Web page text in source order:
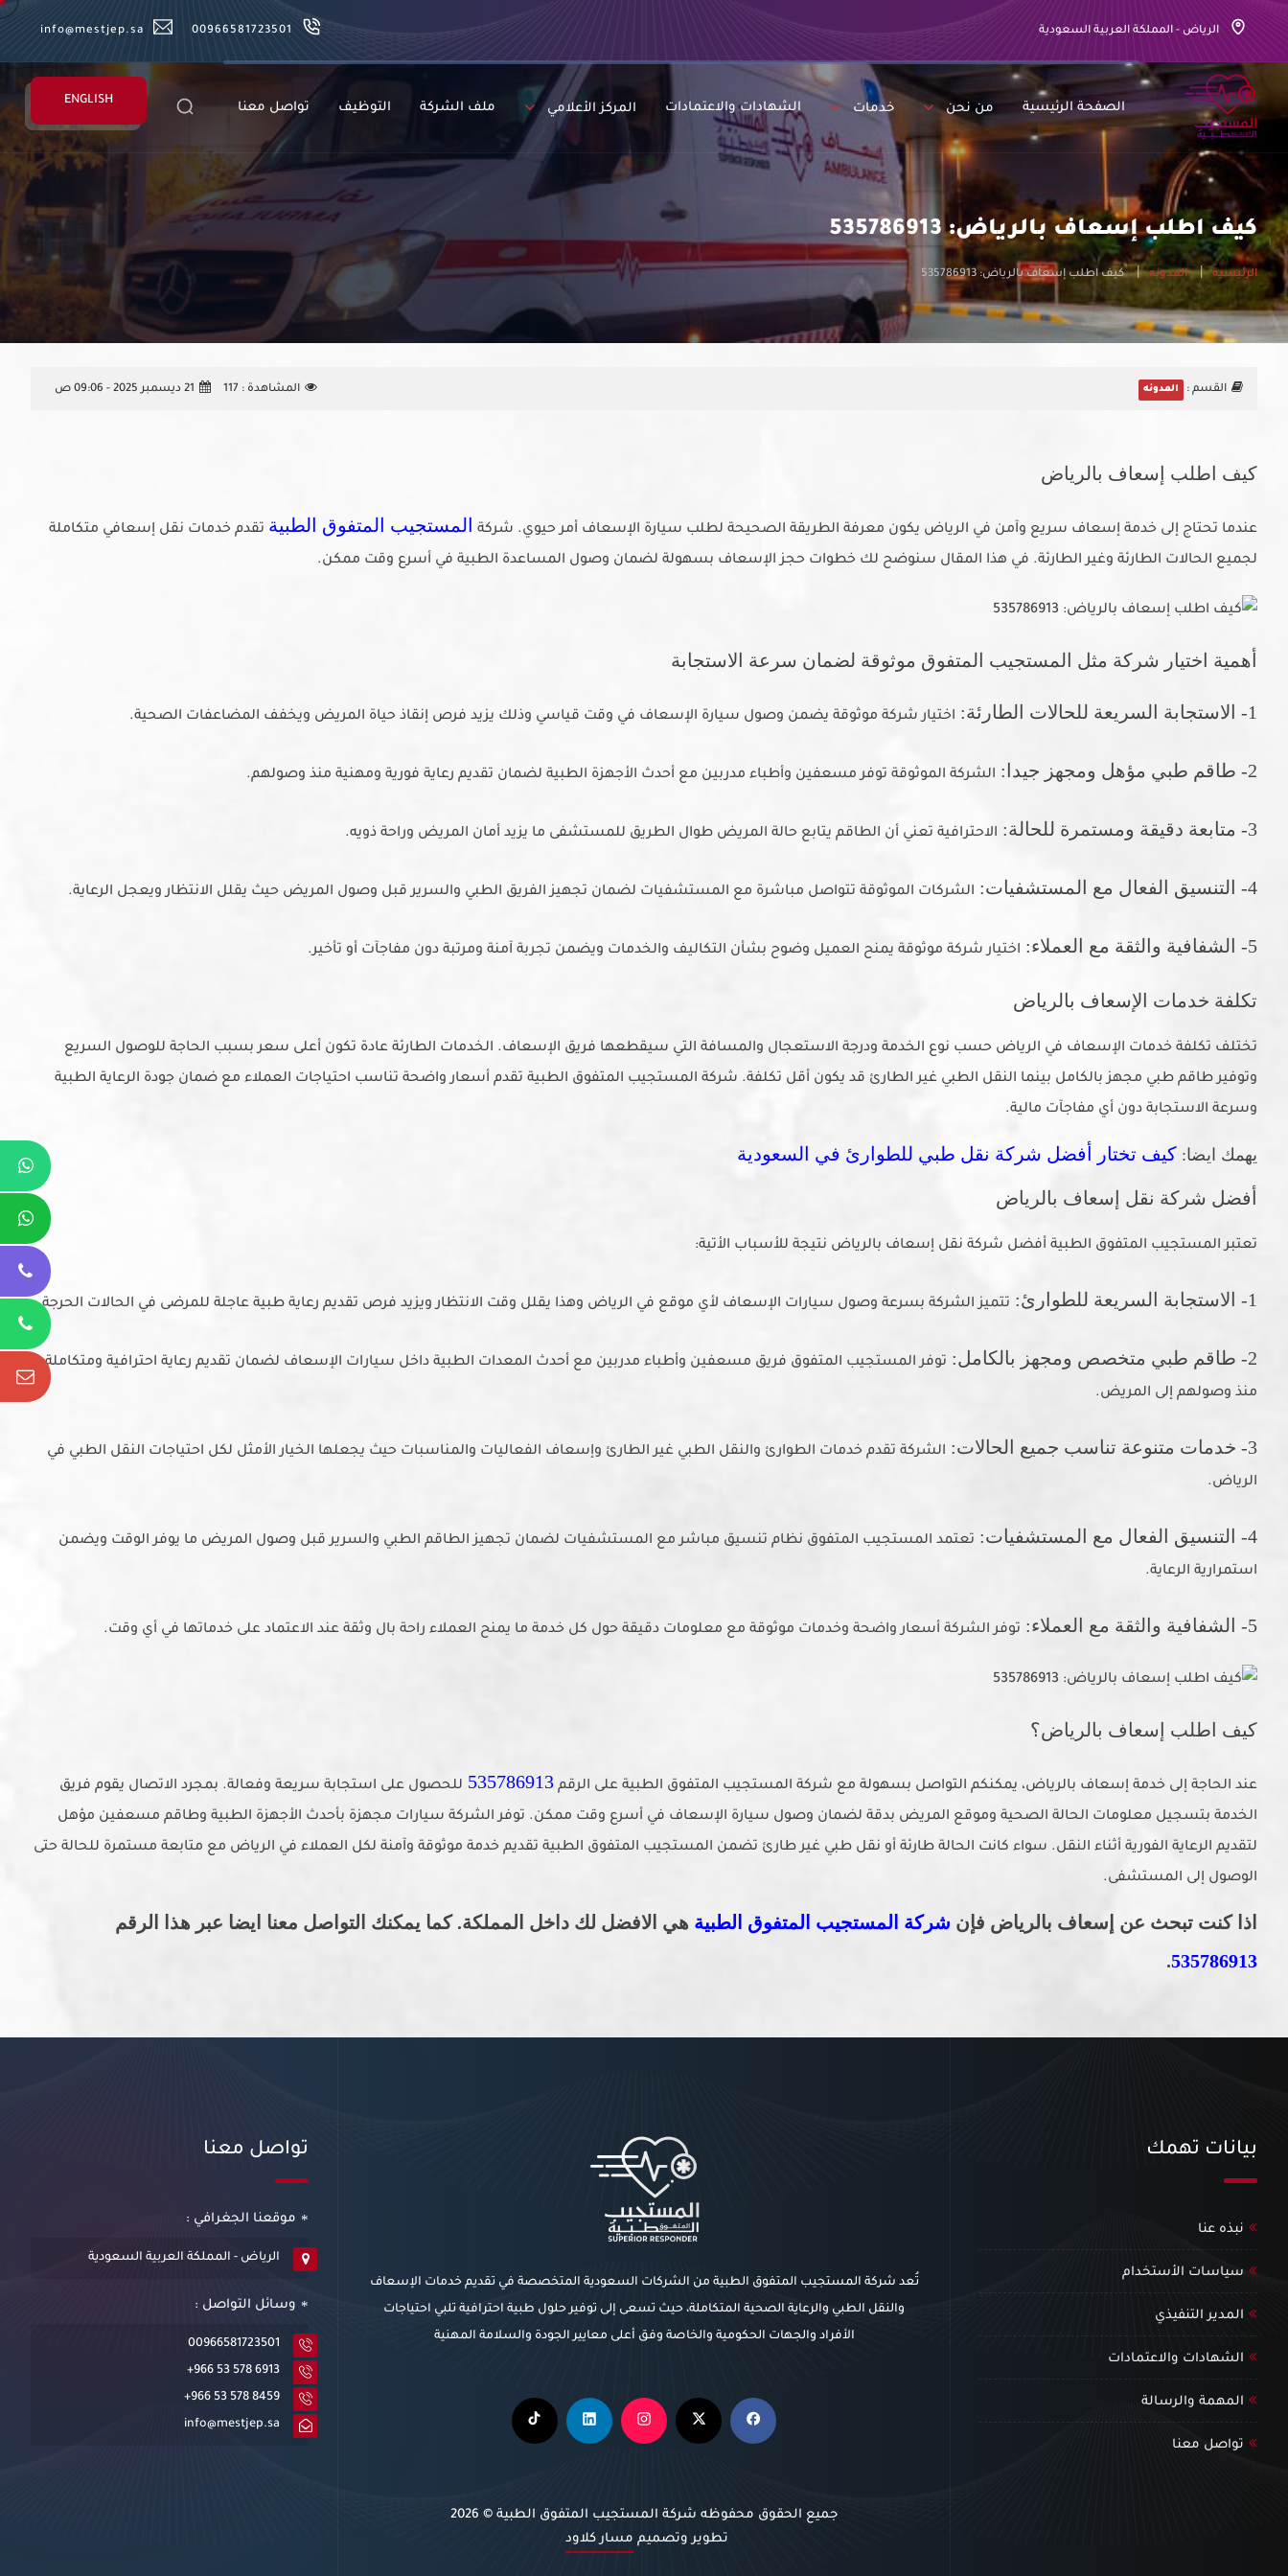
00966581723501
info@mestjep.sa الرياض - المملكة العربية السعودية
ENGLISH الصفحة الرئيسية من نحن خدمات الشهادات والاعتمادات المركز الأعلامي ملف الشركة التوظيف تواصل معنا
كيف اطلب إسعاف بالرياض: 535786913
الرئيسية المدونه كيف اطلب إسعاف بالرياض: 535786913
القسم : المدونه المشاهدة : 117 21 ديسمبر 2025 - 09:06 ص
كيف اطلب إسعاف بالرياض
عندما تحتاج إلى خدمة إسعاف سريع وآمن في الرياض يكون معرفة الطريقة الصحيحة لطلب سيارة الإسعاف أمر حيوي. شركة المستجيب المتفوق الطبية تقدم خدمات نقل إسعافي متكاملة
لجميع الحالات الطارئة وغير الطارئة. في هذا المقال سنوضح لك خطوات حجز الإسعاف بسهولة لضمان وصول المساعدة الطبية في أسرع وقت ممكن.
أهمية اختيار شركة مثل المستجيب المتفوق موثوقة لضمان سرعة الاستجابة
1- الاستجابة السريعة للحالات الطارئة: اختيار شركة موثوقة يضمن وصول سيارة الإسعاف في وقت قياسي وذلك يزيد فرص إنقاذ حياة المريض ويخفف المضاعفات الصحية.
2- طاقم طبي مؤهل ومجهز جيدا: الشركة الموثوقة توفر مسعفين وأطباء مدربين مع أحدث الأجهزة الطبية لضمان تقديم رعاية فورية ومهنية منذ وصولهم.
3- متابعة دقيقة ومستمرة للحالة: الاحترافية تعني أن الطاقم يتابع حالة المريض طوال الطريق للمستشفى ما يزيد أمان المريض وراحة ذويه.
4- التنسيق الفعال مع المستشفيات: الشركات الموثوقة تتواصل مباشرة مع المستشفيات لضمان تجهيز الفريق الطبي والسرير قبل وصول المريض حيث يقلل الانتظار ويعجل الرعاية.
5- الشفافية والثقة مع العملاء: اختيار شركة موثوقة يمنح العميل وضوح بشأن التكاليف والخدمات ويضمن تجربة آمنة ومرتبة دون مفاجآت أو تأخير.
تكلفة خدمات الإسعاف بالرياض
تختلف تكلفة خدمات الإسعاف في الرياض حسب نوع الخدمة ودرجة الاستعجال والمسافة التي سيقطعها فريق الإسعاف. الخدمات الطارئة عادة تكون أعلى سعر بسبب الحاجة للوصول السريع
وتوفير طاقم طبي مجهز بالكامل بينما النقل الطبي غير الطارئ قد يكون أقل تكلفة. شركة المستجيب المتفوق الطبية تقدم أسعار واضحة تناسب احتياجات العملاء مع ضمان جودة الرعاية الطبية
وسرعة الاستجابة دون أي مفاجآت مالية.
يهمك ايضا: كيف تختار أفضل شركة نقل طبي للطوارئ في السعودية
أفضل شركة نقل إسعاف بالرياض
تعتبر المستجيب المتفوق الطبية أفضل شركة نقل إسعاف بالرياض نتيجة للأسباب الأتية:
1- الاستجابة السريعة للطوارئ: تتميز الشركة بسرعة وصول سيارات الإسعاف لأي موقع في الرياض وهذا يقلل وقت الانتظار ويزيد فرص تقديم رعاية طبية عاجلة للمرضى في الحالات الحرجة.
2- طاقم طبي متخصص ومجهز بالكامل:
توفر المستجيب المتفوق فريق مسعفين وأطباء مدربين مع أحدث المعدات الطبية داخل سيارات الإسعاف لضمان تقديم رعاية احترافية ومتكاملة
منذ وصولهم إلى المريض.
3- خدمات متنوعة تناسب جميع الحالات:
الشركة تقدم خدمات الطوارئ والنقل الطبي غير الطارئ وإسعاف الفعاليات والمناسبات حيث يجعلها الخيار الأمثل لكل احتياجات النقل الطبي في
الرياض.
4- التنسيق الفعال مع المستشفيات:
تعتمد المستجيب المتفوق نظام تنسيق مباشر مع المستشفيات لضمان تجهيز الطاقم الطبي والسرير قبل وصول المريض ما يوفر الوقت ويضمن
استمرارية الرعاية.
5- الشفافية والثقة مع العملاء: توفر الشركة أسعار واضحة وخدمات موثوقة مع معلومات دقيقة حول كل خدمة ما يمنح العملاء راحة بال وثقة عند الاعتماد على خدماتها في أي وقت.
كيف اطلب إسعاف بالرياض؟
عند الحاجة إلى خدمة إسعاف بالرياض، يمكنكم التواصل بسهولة مع شركة المستجيب المتفوق الطبية على الرقم 535786913 للحصول على استجابة سريعة وفعالة. بمجرد الاتصال يقوم فريق
الخدمة بتسجيل معلومات الحالة الصحية وموقع المريض بدقة لضمان وصول سيارة الإسعاف في أسرع وقت ممكن. توفر الشركة سيارات مجهزة بأحدث الأجهزة الطبية وطاقم مسعفين مؤهل
لتقديم الرعاية الفورية أثناء النقل. سواء كانت الحالة طارئة أو نقل طبي غير طارئ تضمن المستجيب المتفوق الطبية تقديم خدمة موثوقة وآمنة لكل العملاء في الرياض مع متابعة مستمرة للحالة حتى
الوصول إلى المستشفى.
اذا كنت تبحث عن إسعاف بالرياض فإن شركة المستجيب المتفوق الطبية هي الافضل لك داخل المملكة. كما يمكنك التواصل معنا ايضا عبر هذا الرقم
535786913
.
بيانات تهمك
نبذه عنا
سياسات الأستخدام
المدير التنفيذي
الشهادات والاعتمادات
المهمة والرسالة
تواصل معنا
تُعد شركة المستجيب المتفوق الطبية من الشركات السعودية المتخصصة في تقديم خدمات الإسعاف
والنقل الطبي والرعاية الصحية المتكاملة، حيث تسعى إلى توفير حلول طبية احترافية تلبي احتياجات
الأفراد والجهات الحكومية والخاصة وفق أعلى معايير الجودة والسلامة المهنية
تواصل معنا
موقعنا الجغرافي :
الرياض - المملكة العربية السعودية
وسائل التواصل :
00966581723501
+966 53 578 6913
+966 53 578 8459
info@mestjep.sa
جميع الحقوق محفوظه شركة المستجيب المتفوق الطبية © 2026
تطوير وتصميم مسار كلاود
Whatsapp
Whatsapp
Phone
Phone